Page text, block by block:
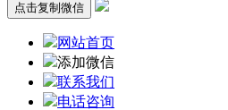
点击复制微信
网站首页
添加微信
联系我们
电话咨询